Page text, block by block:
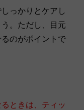
っかりとケアし
。ただし、目元
のがポイントで
ときは、ティッ